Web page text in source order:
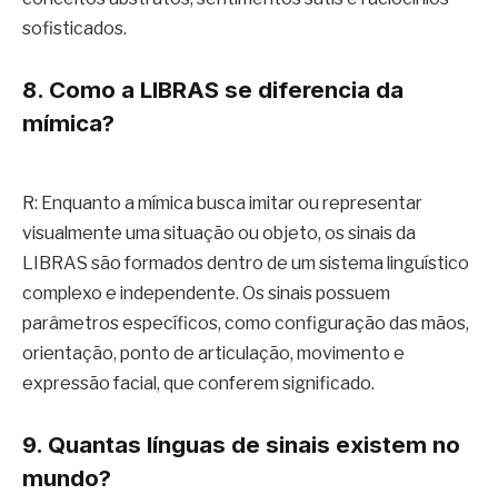
sofisticados.
8. Como a LIBRAS se diferencia da
mímica?
R: Enquanto a mímica busca imitar ou representar
visualmente uma situação ou objeto, os sinais da
LIBRAS são formados dentro de um sistema linguístico
complexo e independente. Os sinais possuem
parâmetros específicos, como configuração das mãos,
orientação, ponto de articulação, movimento e
expressão facial, que conferem significado.
9. Quantas línguas de sinais existem no
mundo?